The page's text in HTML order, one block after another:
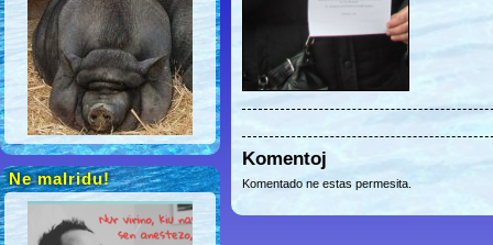
Ne malridu!
Komentoj
Komentado ne estas permesita.